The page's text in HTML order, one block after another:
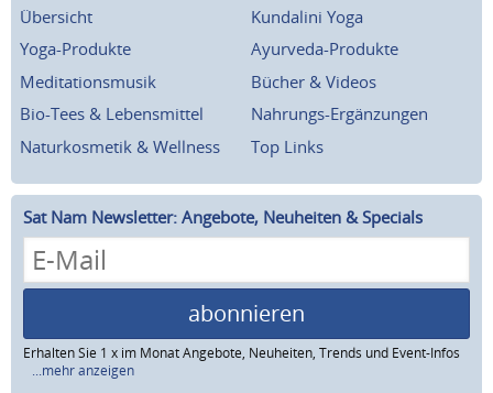
Übersicht
Kundalini Yoga
Yoga-Produkte
Ayurveda-Produkte
Meditationsmusik
Bücher & Videos
Bio-Tees & Lebensmittel
Nahrungs-Ergänzungen
Naturkosmetik & Wellness
Top Links
Sat Nam Newsletter: Angebote, Neuheiten & Specials
abonnieren
Erhalten Sie 1 x im Monat Angebote, Neuheiten, Trends und Event-Infos
...mehr anzeigen